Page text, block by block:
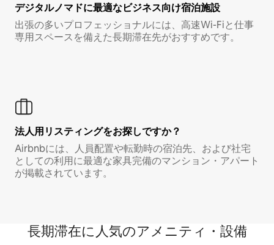
デジタルノマド⁠に最⁠適⁠なビ⁠ジ⁠ネ⁠ス⁠向⁠け宿⁠泊⁠施⁠設
出張の多いプロフェッショナルには、高速Wi-Fiと仕事
専用スペースを備えた長期滞在先がおすすめです。
法人用リスティングをお探しですか？
Airbnbには、人員配置や転勤時の宿泊先、および社宅
としての利用に最適な家具完備のマンション・アパート
が掲載されています。
長期滞在に人気のアメニティ・設備